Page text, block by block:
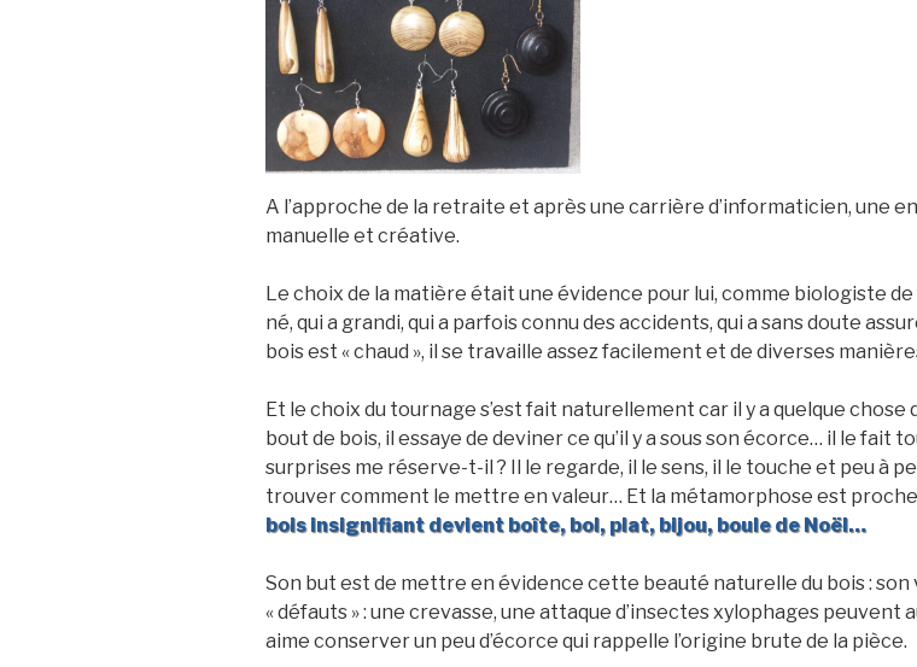
A l’approche de la retraite et après une carrière d’informaticien, une
manuelle et créative.
Le choix de la matière était une évidence pour lui, comme biologiste de
né, qui a grandi, qui a parfois connu des accidents, qui a sans doute
bois est « chaud », il se travaille assez facilement et de diverses
Et le choix du tournage s’est fait naturellement car il y a quelque
bout de bois, il essaye de deviner ce qu’il y a sous son écorce… il le fait
surprises me réserve-t-il ? Il le regarde, il le sens, il le touche et peu à
trouver comment le mettre en valeur… Et la métamorphose est proche
bois insignifiant devient boîte, bol, plat, bijou, boule de Noël…
Son but est de mettre en évidence cette beauté naturelle du bois : son
« défauts » : une crevasse, une attaque d’insectes xylophages peuvent
aime conserver un peu d’écorce qui rappelle l’origine brute de la pièce.